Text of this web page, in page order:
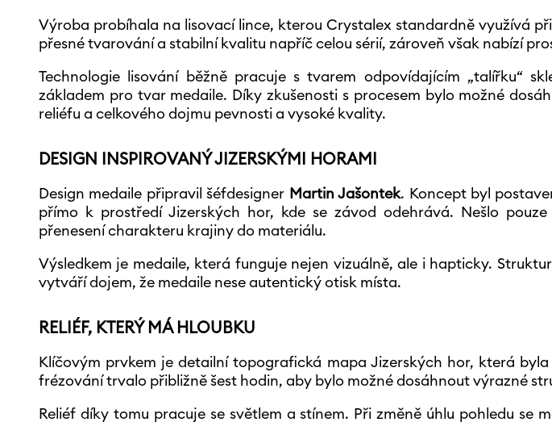
Výroba probíhala na lisovací lince, kterou Crystalex standardně využívá
přesné tvarování a stabilní kvalitu napříč celou sérií, zároveň však nabízí
Technologie lisování běžně pracuje s tvarem odpovídajícím „talířku“
základem pro tvar medaile. Díky zkušenosti s procesem bylo možné
reliéfu a celkového dojmu pevnosti a vysoké kvality.
DESIGN INSPIROVANÝ JIZERSKÝMI HORAMI
Design medaile připravil šéfdesigner Martin Jašontek. Koncept byl
přímo k prostředí Jizerských hor, kde se závod odehrává. Nešlo
přenesení charakteru krajiny do materiálu.
Výsledkem je medaile, která funguje nejen vizuálně, ale i hapticky.
vytváří dojem, že medaile nese autentický otisk místa.
RELIÉF, KTERÝ MÁ HLOUBKU
Klíčovým prvkem je detailní topografická mapa Jizerských hor, která
frézování trvalo přibližně šest hodin, aby bylo možné dosáhnout výrazné
Reliéf díky tomu pracuje se světlem a stínem. Při změně úhlu pohledu se